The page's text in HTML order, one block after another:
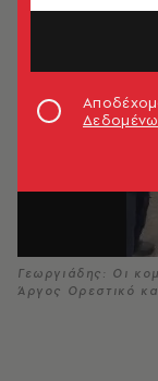
Γεωργιάδης: Οι
Άργος Ορεστικό